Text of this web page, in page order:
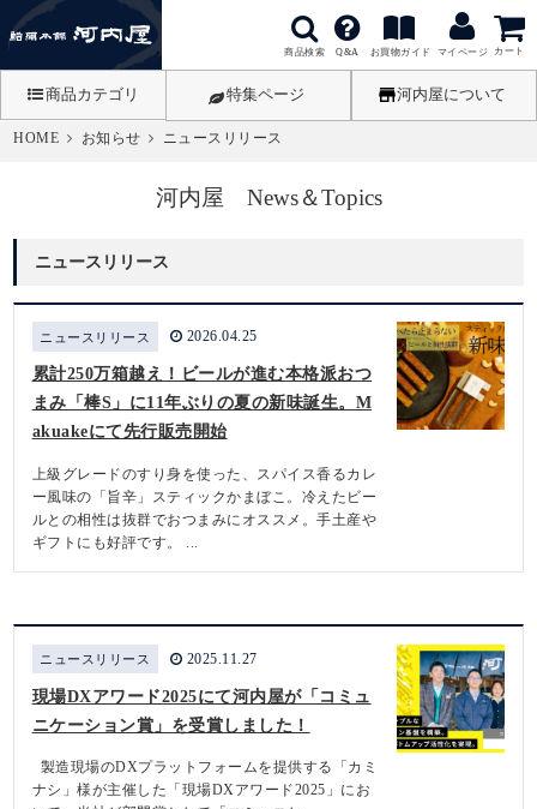
商品検索 Q&A お買物ガイド マイページ カート
商品カテゴリ 特集ページ 河内屋について
HOME お知らせ ニュースリリース
河内屋 News＆Topics
ニュースリリース
ニュースリリース 2026.04.25
累計250万箱越え！ビールが進む本格派おつ
まみ「棒S」に11年ぶりの夏の新味誕生。M
akuakeにて先行販売開始
上級グレードのすり身を使った、スパイス香るカレ
ー風味の「旨辛」スティックかまぼこ。冷えたビー
ルとの相性は抜群でおつまみにオススメ。手土産や
ギフトにも好評です。 ...
ニュースリリース 2025.11.27
現場DXアワード2025にて河内屋が「コミュ
ニケーション賞」を受賞しました！
製造現場のDXプラットフォームを提供する「カミ
ナシ」様が主催した「現場DXアワード2025」にお